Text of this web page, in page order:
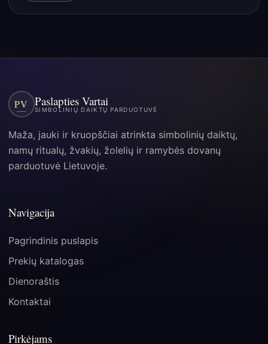
PV Paslapties Vartai
SIMBOLINIŲ DAIKTŲ PARDUOTUVĖ
Maža, jauki ir kruopščiai atrinkta simbolinių daiktų,
namų ritualų, žvakių, žolelių ir ramybės dovanų
parduotuvė Lietuvoje.
Navigacija
Pagrindinis puslapis
Prekių katalogas
Dienoraštis
Kontaktai
Pirkėjams